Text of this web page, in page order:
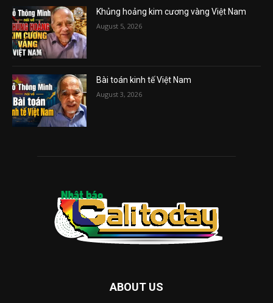
Khủng hoảng kim cương vàng Việt Nam
August 5, 2026
Bài toán kinh tế Việt Nam
August 3, 2026
ABOUT US